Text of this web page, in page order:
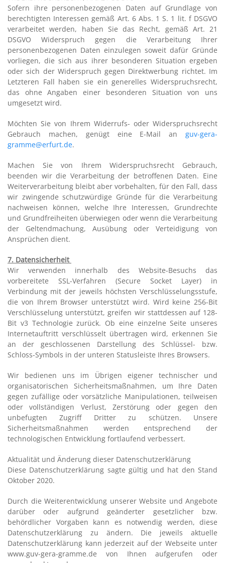
Sofern ihre personenbezogenen Daten auf Grundlage von
berechtigten Interessen gemäß Art. 6 Abs. 1 S. 1 lit. f DSGVO
verarbeitet werden, haben Sie das Recht, gemäß Art. 21
DSGVO Widerspruch gegen die Verarbeitung Ihrer
personenbezogenen Daten einzulegen soweit dafür Gründe
vorliegen, die sich aus ihrer besonderen Situation ergeben
oder sich der Widerspruch gegen Direktwerbung richtet. Im
Letzteren Fall haben sie ein generelles Widerspruchsrecht,
das ohne Angaben einer besonderen Situation von uns
umgesetzt wird.
Möchten Sie von Ihrem Widerrufs- oder Widerspruchsrecht
Gebrauch machen, genügt eine E-Mail an guv-gera-
gramme@erfurt.de.
Machen Sie von Ihrem Widerspruchsrecht Gebrauch,
beenden wir die Verarbeitung der betroffenen Daten. Eine
Weiterverarbeitung bleibt aber vorbehalten, für den Fall, dass
wir zwingende schutzwürdige Gründe für die Verarbeitung
nachweisen können, welche Ihre Interessen, Grundrechte
und Grundfreiheiten überwiegen oder wenn die Verarbeitung
der Geltendmachung, Ausübung oder Verteidigung von
Ansprüchen dient.
7. Datensicherheit
Wir verwenden innerhalb des Website-Besuchs das
vorbereitete SSL-Verfahren (Secure Socket Layer) in
Verbindung mit der jeweils höchsten Verschlüsselungsstufe,
die von Ihrem Browser unterstützt wird. Wird keine 256-Bit
Verschlüsselung unterstützt, greifen wir stattdessen auf 128-
Bit v3 Technologie zurück. Ob eine einzelne Seite unseres
Internetauftritt verschlüsselt übertragen wird, erkennen Sie
an der geschlossenen Darstellung des Schlüssel- bzw.
Schloss-Symbols in der unteren Statusleiste Ihres Browsers.
Wir bedienen uns im Übrigen eigener technischer und
organisatorischen Sicherheitsmaßnahmen, um Ihre Daten
gegen zufällige oder vorsätzliche Manipulationen, teilweisen
oder vollständigen Verlust, Zerstörung oder gegen den
unbefugten Zugriff Dritter zu schützen. Unsere
Sicherheitsmaßnahmen werden entsprechend der
technologischen Entwicklung fortlaufend verbessert.
Aktualität und Änderung dieser Datenschutzerklärung
Diese Datenschutzerklärung sagte gültig und hat den Stand
Oktober 2020.
Durch die Weiterentwicklung unserer Website und Angebote
darüber oder aufgrund geänderter gesetzlicher bzw.
behördlicher Vorgaben kann es notwendig werden, diese
Datenschutzerklärung zu ändern. Die jeweils aktuelle
Datenschutzerklärung kann jederzeit auf der Webseite unter
www.guv-gera-gramme.de von Ihnen aufgerufen oder